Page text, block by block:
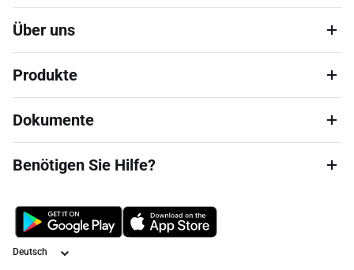
Über uns
Produkte
Dokumente
Benötigen Sie Hilfe?
Sprache